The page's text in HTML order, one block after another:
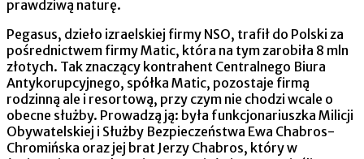
prawdziwą naturę.
Pegasus, dzieło izraelskiej firmy NSO, trafił do Polski za
pośrednictwem firmy Matic, która na tym zarobiła 8 mln
złotych. Tak znaczący kontrahent Centralnego Biura
Antykorupcyjnego, spółka Matic, pozostaje firmą
rodzinną ale i resortową, przy czym nie chodzi wcale o
obecne służby. Prowadzą ją: była funkcjonariuszka Milicji
Obywatelskiej i Służby Bezpieczeństwa Ewa Chabros-
Chromińska oraz jej brat Jerzy Chabros, który w